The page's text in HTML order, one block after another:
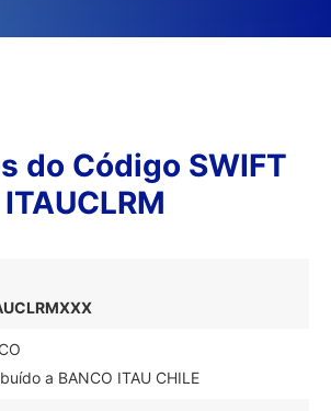
do Código SWIFT
ITAUCLRM
a BANCO ITAU CHILE